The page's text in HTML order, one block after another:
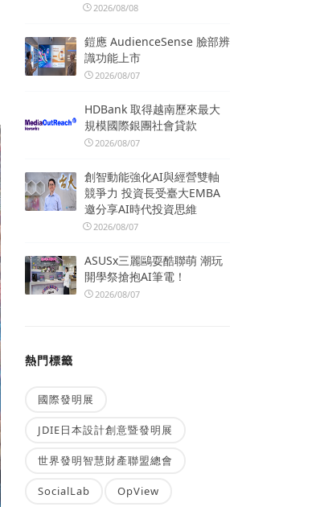
2026/08/08
鎧應 AudienceSense 臉部辨
識功能上市
2026/08/07
HDBank 取得越南歷來最大
規模國際銀團社會貸款
2026/08/07
創智動能強化AI與經營雙軸
競爭力 投資長受臺大EMBA
邀分享AI時代投資思維
2026/08/07
ASUSx三麗鷗耍酷聯萌 潮玩
開學祭搶抱AI筆電！
2026/08/07
熱門標籤
國際發明展
JDIE日本設計創意暨發明展
世界發明智慧財產聯盟總會
SocialLab OpView